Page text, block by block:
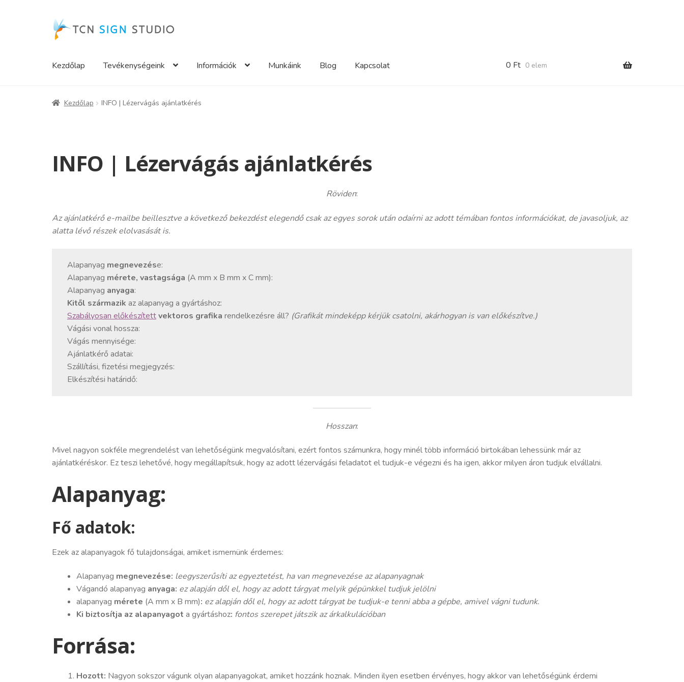
Ugrás
a
navigációhoz
Kilépés
a
tartalomba
Kezdőlap
Tevékenységeink Információk Munkáink Blog Kapcsolat 0 Ft 0 elem
Kezdőlap INFO | Lézervágás ajánlatkérés
INFO | Lézervágás ajánlatkérés
Röviden:
Az ajánlatkérő e-mailbe beillesztve a következő bekezdést elegendő csak az egyes sorok után odaírni az adott témában fontos információkat, de javasoljuk, az
alatta lévő részek elolvasását is.
Alapanyag megnevezése:
Alapanyag mérete, vastagsága (A mm x B mm x C mm):
Alapanyag anyaga:
Kitől származik az alapanyag a gyártáshoz:
Szabályosan előkészítettvektoros grafika rendelkezésre áll? (Grafikát mindeképp kérjük csatolni, akárhogyan is van előkészítve.)
Vágási vonal hossza:
Vágás mennyisége:
Ajánlatkérő adatai:
Szállítási, fizetési megjegyzés:
Elkészítési határidő:
Hosszan:
Mivel nagyon sokféle megrendelést van lehetőségünk megvalósítani, ezért fontos számunkra, hogy minél több információ birtokában lehessünk már az
ajánlatkéréskor. Ez teszi lehetővé, hogy megállapítsuk, hogy az adott lézervágási feladatot el tudjuk-e végezni és ha igen, akkor milyen áron tudjuk elvállalni.
Alapanyag:
Fő adatok:
Ezek az alapanyagok fő tulajdonságai, amiket ismernünk érdemes:
Alapanyag megnevezése: leegyszerűsíti az egyeztetést, ha van megnevezése az alapanyagnak
Vágandó alapanyag anyaga: ez alapján dől el, hogy az adott tárgyat melyik gépünkkel tudjuk jelölni
alapanyag mérete (A mm x B mm): ez alapján dől el, hogy az adott tárgyat be tudjuk-e tenni abba a gépbe, amivel vágni tudunk.
Ki biztosítja az alapanyagot a gyártáshoz: fontos szerepet játszik az árkalkulációban
Forrása:
Hozott: Nagyon sokszor vágunk olyan alapanyagokat, amiket hozzánk hoznak. Minden ilyen esetben érvényes, hogy akkor van lehetőségünk érdemi